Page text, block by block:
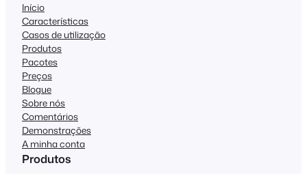
Início
Características
Casos de utilização
Produtos
Pacotes
Preços
Blogue
Sobre nós
Comentários
Demonstrações
A minha conta
Produtos